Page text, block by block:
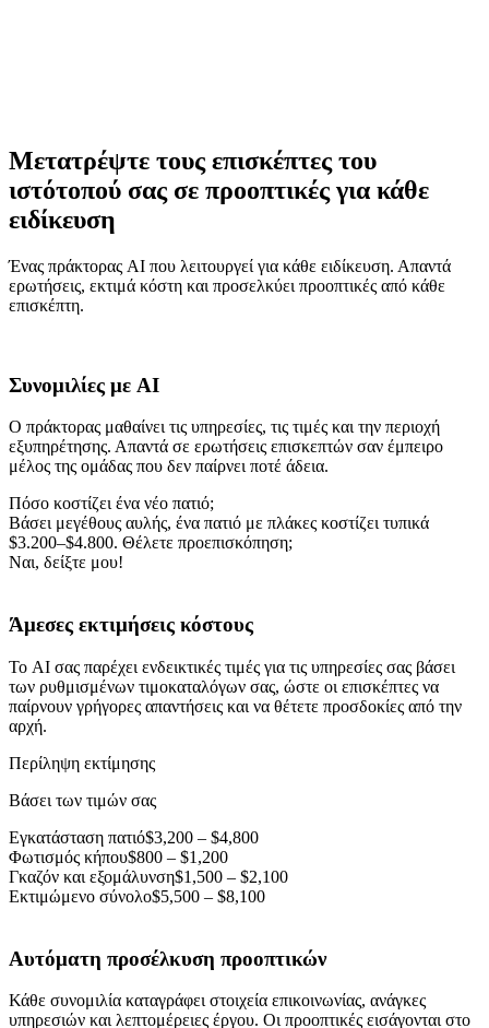
Μετατρέψτε τους επισκέπτες του
ιστότοπού σας σε προοπτικές για κάθε
ειδίκευση
Ένας πράκτορας AI που λειτουργεί για κάθε ειδίκευση. Απαντά
ερωτήσεις, εκτιμά κόστη και προσελκύει προοπτικές από κάθε
επισκέπτη.
Συνομιλίες με AI
Ο πράκτορας μαθαίνει τις υπηρεσίες, τις τιμές και την περιοχή
εξυπηρέτησης. Απαντά σε ερωτήσεις επισκεπτών σαν έμπειρο
μέλος της ομάδας που δεν παίρνει ποτέ άδεια.
Πόσο κοστίζει ένα νέο πατιό;
Βάσει μεγέθους αυλής, ένα πατιό με πλάκες κοστίζει τυπικά
$3.200–$4.800. Θέλετε προεπισκόπηση;
Ναι, δείξτε μου!
Άμεσες εκτιμήσεις κόστους
Το AI σας παρέχει ενδεικτικές τιμές για τις υπηρεσίες σας βάσει
των ρυθμισμένων τιμοκαταλόγων σας, ώστε οι επισκέπτες να
παίρνουν γρήγορες απαντήσεις και να θέτετε προσδοκίες από την
αρχή.
Περίληψη εκτίμησης
Βάσει των τιμών σας
Εγκατάσταση πατιό$3,200 – $4,800
Φωτισμός κήπου$800 – $1,200
Γκαζόν και εξομάλυνση$1,500 – $2,100
Εκτιμώμενο σύνολο$5,500 – $8,100
Αυτόματη προσέλκυση προοπτικών
Κάθε συνομιλία καταγράφει στοιχεία επικοινωνίας, ανάγκες
υπηρεσιών και λεπτομέρειες έργου. Οι προοπτικές εισάγονται στο